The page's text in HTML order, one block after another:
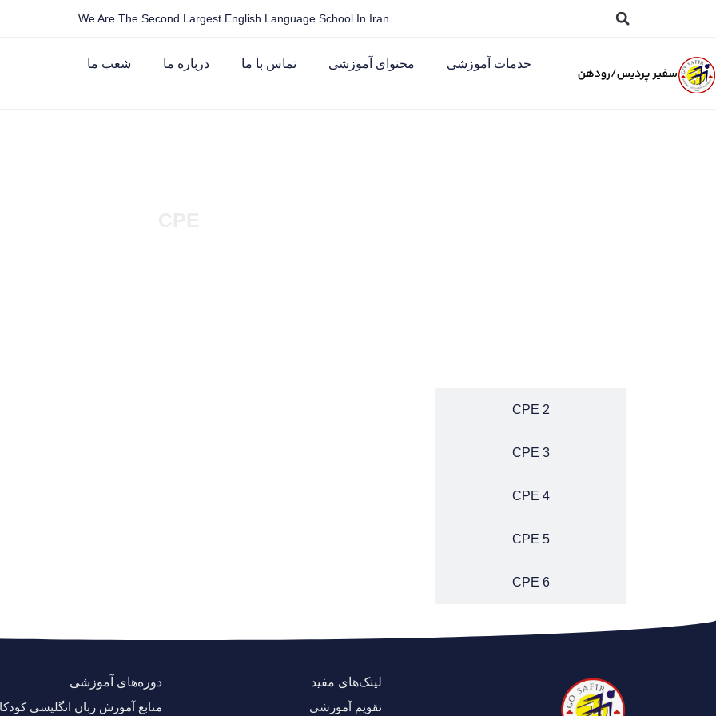
We Are The Second Largest English Language School In Iran
خدمات آموزشی محتوای آموزشی تماس با ما درباره ما شعب ما
CPE 2
CPE 3
CPE 4
CPE 5
CPE 6
لینک‌های مفید
تقویم آموزشی
دوره‌های آموزشی
منابع آموزش زبان انگلیسی